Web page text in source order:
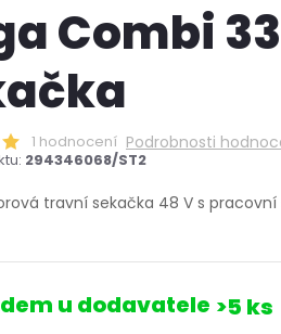
Combi
1 hodnocení Podrobnosti
294346068/ST2
travní sekačka 48 V s pracovní
u dodavatele >5 ks